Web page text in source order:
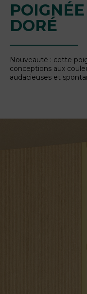
DORÉ
Nouveauté : cette
conceptions aux
audacieuses et